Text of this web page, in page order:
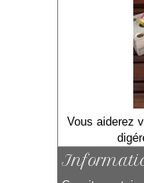
Vous aiderez